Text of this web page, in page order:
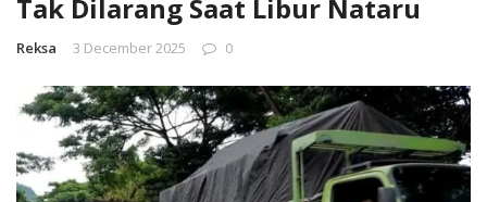
Tak Dilarang Saat Libur Nataru
Reksa 3 December 2025 0